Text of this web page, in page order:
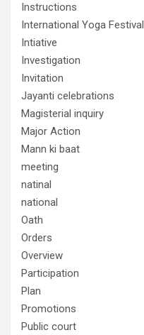
Instructions
International Yoga Festival
Intiative
Investigation
Invitation
Jayanti celebrations
Magisterial inquiry
Major Action
Mann ki baat
meeting
natinal
national
Oath
Orders
Overview
Participation
Plan
Promotions
Public court